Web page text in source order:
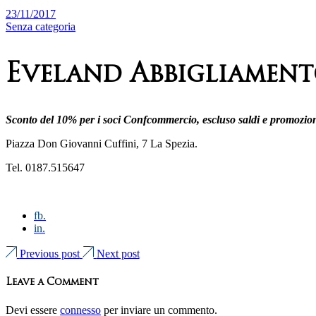
23/11/2017
Senza categoria
Eveland
Sconto del 10% per i soci Confcommercio, escluso saldi e
Piazza Don Giovanni Cuffini, 7 La Spezia.
Tel. 0187.515647
fb.
in.
Previous post Next post
Leave a Comment
Devi essere connesso per inviare un commento.